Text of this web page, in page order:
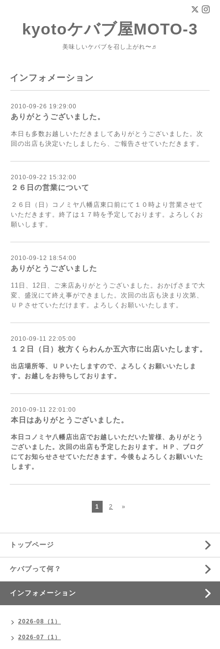
kyotoケバブ屋MOTO-3
美味しいケバブを召し上がれ〜♬
インフォメーション
2010-09-26 19:29:00
ありがとうございました。
本日も多数お越しいただきましてありがとうございました。次
回の出店も決定いたしましたら、ご報告させていただきます。
2010-09-22 15:32:00
２６日の営業について
２６日（日）コノミヤ八幡店東口前にて１０時より営業させて
いただきます。終了は１７時を予定しております。よろしくお
願いします。
2010-09-12 18:54:00
ありがとうございました
11日、12日、ご来店ありがとうございました。おかげさまで大
変、盛況にて終え事ができました。次回の出店も決まり次第、
ＵＰさせていただけます。よろしくお願いいたします。
2010-09-11 22:05:00
１２日（日）枚方くらわんか五六市に出店いたします。
出店場所等、ＵＰいたしますので、よろしくお願いいたしま
す。お越しをお待ちしております。
2010-09-11 22:01:00
本日はありがとうございました。
本日コノミヤ八幡店出店でお越しいただいた皆様、ありがとう
ございました。次回の出店も予定したおります。ＨＰ、ブログ
にてお知らせさせていただきます。今後もよろしくお願いいた
します。
1 2 »
トップページ
ケバブって何？
インフォメーション
2026-08（1）
2026-07（1）